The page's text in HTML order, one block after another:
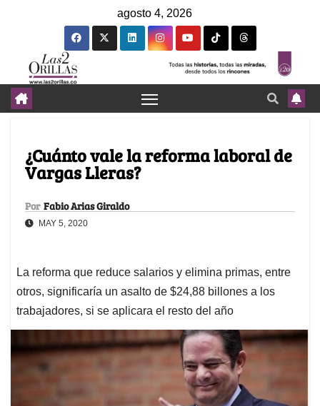
agosto 4, 2026
¿Cuánto vale la reforma laboral de
Vargas Lleras?
Por Fabio Arias Giraldo
MAY 5, 2020
La reforma que reduce salarios y elimina primas, entre
otros, significaría un asalto de $24,88 billones a los
trabajadores, si se aplicara el resto del año